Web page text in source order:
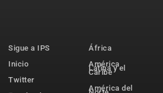
Sigue a IPS
Inicio
Twitter
África
América
Latina y el
Caribe
América del